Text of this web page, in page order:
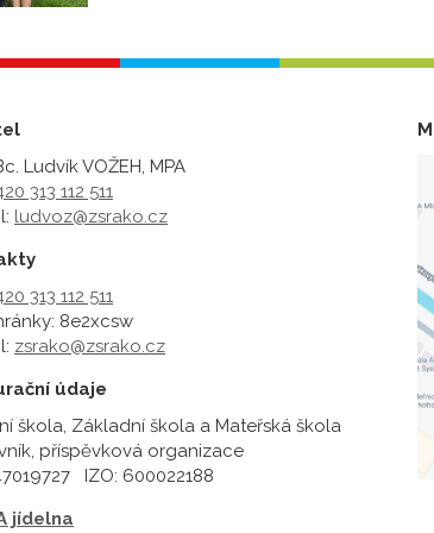
Ludvík VOŽEH, MPA
313 112 511
ludvoz@zsrako.cz
313 112 511
8e2xcsw
zsrako@zsrako.cz
údaje
škola, Základní škola a Mateřská škola
příspěvková organizace
IZO: 600022188
jídelna